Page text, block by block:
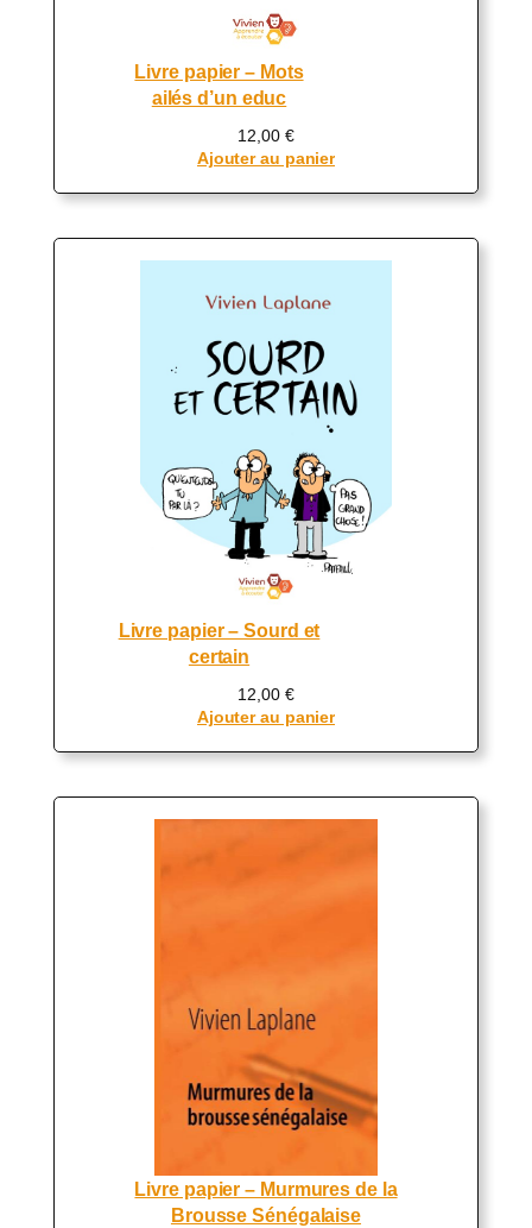
Livre papier – Mots
ailés d’un educ
12,00 €
Ajouter au panier
Livre papier – Sourd et
certain
12,00 €
Ajouter au panier
Livre papier – Murmures de la
Brousse Sénégalaise